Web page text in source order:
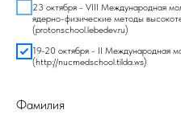
23 октября - VIII Международная
ядерно-физические методы
(protonschool.lebedev.ru)
19-20 октября - II Международная
(http://nucmedschool.tilda.ws)
Фамилия